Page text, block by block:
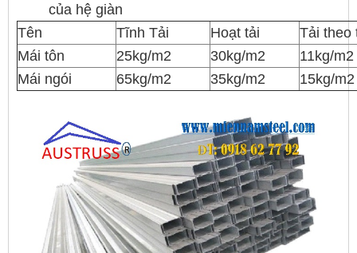
của hệ giàn
Tên
Tĩnh Tải Hoạt tải
Tải theo
Mái tôn
25kg/m2 30kg/m2
11kg/m2
Mái ngói
65kg/m2 35kg/m2 15kg/m2